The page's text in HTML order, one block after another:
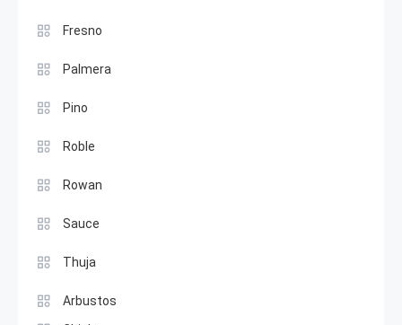
Fresno
Palmera
Pino
Roble
Rowan
Sauce
Thuja
Arbustos